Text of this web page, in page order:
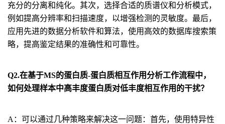
充分的分离和纯化。其次，选择合适的质谱仪和分析模式，
例如提高分辨率和扫描速度，以增强检测的灵敏度。最后，
应用先进的数据分析软件和算法，使用高效的数据库搜索策
略，提高鉴定结果的准确性和可靠性。
Q2.在基于MS的蛋白质-蛋白质相互作用分析工作流程中，
如何处理样本中高丰度蛋白质对低丰度相互作用的干扰？
A：可以通过几种策略来解决这一问题：首先，使用特异性